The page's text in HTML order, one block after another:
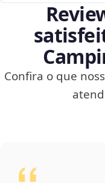
Confira o que